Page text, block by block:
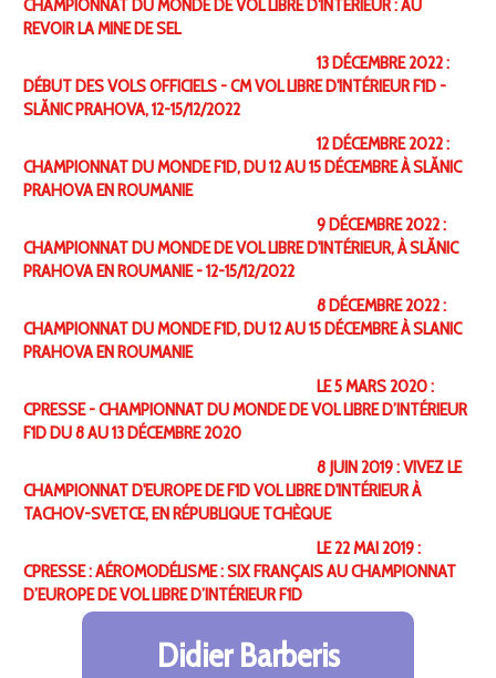
CHAMPIONNAT DU MONDE DE VOL LIBRE D'INTÉRIEUR : AU
REVOIR LA MINE DE SEL
13 DÉCEMBRE 2022 :
DÉBUT DES VOLS OFFICIELS - CM VOL LIBRE D'INTÉRIEUR F1D -
SLĂNIC PRAHOVA, 12-15/12/2022
12 DÉCEMBRE 2022 :
CHAMPIONNAT DU MONDE F1D, DU 12 AU 15 DÉCEMBRE À SLĂNIC
PRAHOVA EN ROUMANIE
9 DÉCEMBRE 2022 :
CHAMPIONNAT DU MONDE DE VOL LIBRE D'INTÉRIEUR, À SLĂNIC
PRAHOVA EN ROUMANIE - 12-15/12/2022
8 DÉCEMBRE 2022 :
CHAMPIONNAT DU MONDE F1D, DU 12 AU 15 DÉCEMBRE À SLANIC
PRAHOVA EN ROUMANIE
LE 5 MARS 2020 :
CPRESSE - CHAMPIONNAT DU MONDE DE VOL LIBRE D’INTÉRIEUR
F1D DU 8 AU 13 DÉCEMBRE 2020
8 JUIN 2019 : VIVEZ LE
CHAMPIONNAT D'EUROPE DE F1D VOL LIBRE D'INTÉRIEUR À
TACHOV-SVETCE, EN RÉPUBLIQUE TCHÈQUE
LE 22 MAI 2019 :
CPRESSE : AÉROMODÉLISME : SIX FRANÇAIS AU CHAMPIONNAT
D’EUROPE DE VOL LIBRE D’INTÉRIEUR F1D
Didier Barberis